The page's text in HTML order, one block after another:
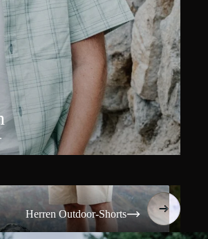
Outdoor-Shorts
Herren Outdoor-Shorts
Damen